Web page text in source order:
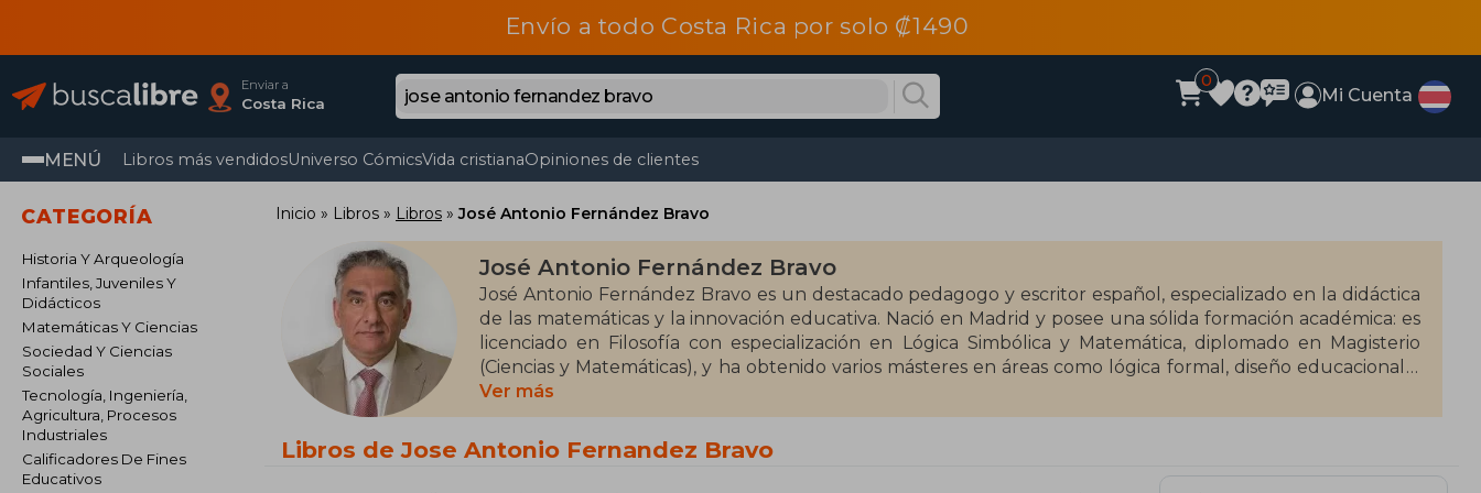
Envío a todo Costa Rica por solo ₡1490
Enviar a
Costa Rica
0
Mi Cuenta
MENÚ Libros más vendidosUniverso CómicsVida cristianaOpiniones de clientes
CATEGORÍA
Historia Y Arqueología
Infantiles, Juveniles Y
Didácticos
Matemáticas Y Ciencias
Sociedad Y Ciencias
Sociales
Tecnología, Ingeniería,
Agricultura, Procesos
Industriales
Calificadores De Fines
Educativos
Inicio Libros Libros José Antonio Fernández Bravo
José Antonio Fernández Bravo
José Antonio Fernández Bravo es un destacado pedagogo y escritor español, especializado en la didáctica
de las matemáticas y la innovación educativa. Nació en Madrid y posee una sólida formación académica: es
licenciado en Filosofía con especialización en Lógica Simbólica y Matemática, diplomado en Magisterio
(Ciencias y Matemáticas), y ha obtenido varios másteres en áreas como lógica formal, diseño educacional y
formación en educación superior. En 2000, obtuvo el doctorado en Ciencias de la Educación con
especialidad en Didáctica .
A lo largo de su carrera, Fernández Bravo ha combinado la docencia con la investigación y la gestión
educativa. Ha sido profesor en niveles educativos desde Infantil hasta Secundaria, y actualmente es
Ver más
Libros de Jose Antonio Fernandez Bravo